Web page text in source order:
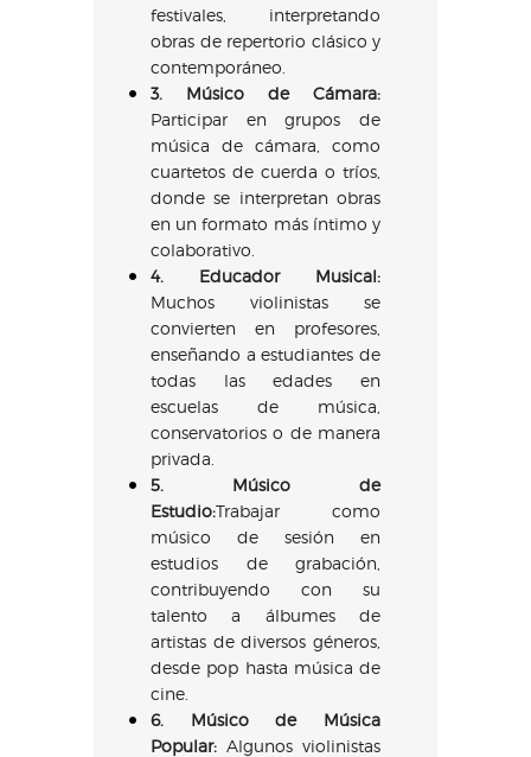
festivales, interpretando
obras de repertorio clásico y
contemporáneo.
3. Músico de Cámara:
Participar en grupos de
música de cámara, como
cuartetos de cuerda o tríos,
donde se interpretan obras
en un formato más íntimo y
colaborativo.
4. Educador Musical:
Muchos violinistas se
convierten en profesores,
enseñando a estudiantes de
todas las edades en
escuelas de música,
conservatorios o de manera
privada.
5. Músico de
Estudio:Trabajar como
músico de sesión en
estudios de grabación,
contribuyendo con su
talento a álbumes de
artistas de diversos géneros,
desde pop hasta música de
cine.
6. Músico de Música
Popular: Algunos violinistas